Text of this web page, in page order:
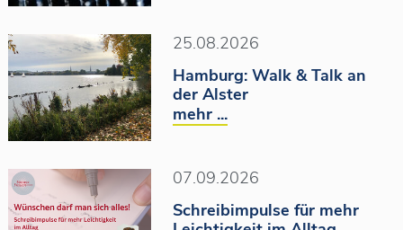
25.08.2026
Hamburg: Walk & Talk an
der Alster
mehr ...
07.09.2026
Schreibimpulse für mehr